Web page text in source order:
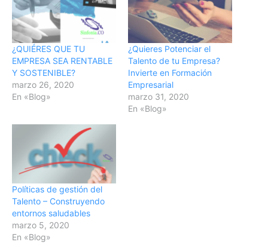
¿QUIÉRES QUE TU
EMPRESA SEA RENTABLE
Y SOSTENIBLE?
marzo 26, 2020
En «Blog»
¿Quieres Potenciar el
Talento de tu Empresa?
Invierte en Formación
Empresarial
marzo 31, 2020
En «Blog»
Políticas de gestión del
Talento – Construyendo
entornos saludables
marzo 5, 2020
En «Blog»